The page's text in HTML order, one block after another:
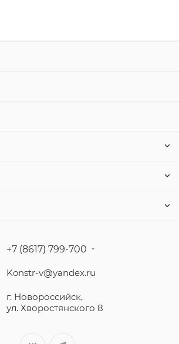
+7 (8617) 799-700
Konstr-v@yandex.ru
г. Новороссийск,
ул. Хворостянского 8